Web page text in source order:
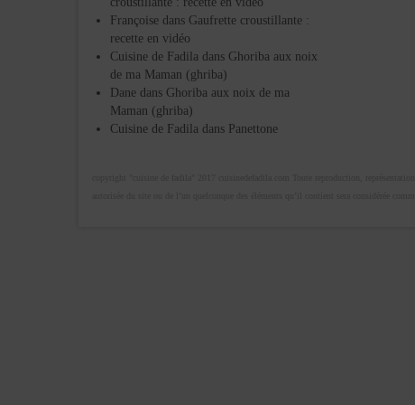
Françoise dans Gaufrette croustillante :
recette en vidéo
Cuisine de Fadila dans Ghoriba aux noix
de ma Maman (ghriba)
Dane dans Ghoriba aux noix de ma
Maman (ghriba)
Cuisine de Fadila dans Panettone